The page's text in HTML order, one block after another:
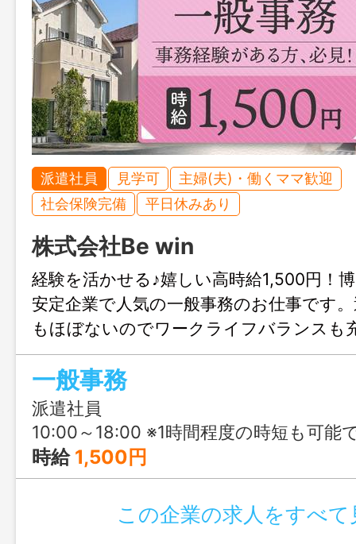
派遣社員 見学可
主婦(夫)・働くママ歓迎
社会保険完備
平日休みあり
株式会社Be win
経験を活かせる♪嬉しい高時給1,500円！
安定企業で人気の一般事務のお仕事です
もほぼないのでワークライフバランスも
よ。お問合せのみも大歓迎、まずはじょ
気軽にご連絡ください。
一般事務
派遣社員
10:00～18:00 ※1時間程度の時短も可能です。
時給 1,500円
この企業の求人をすべて